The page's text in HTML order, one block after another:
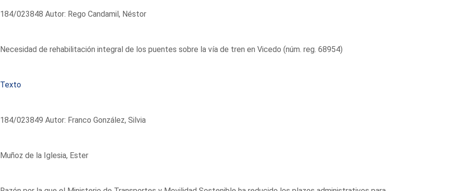
184/023848 Autor: Rego Candamil, Néstor
Necesidad de rehabilitación integral de los puentes sobre la vía de tren en Vicedo (núm. reg. 68954)
Texto
184/023849 Autor: Franco González, Silvia
Muñoz de la Iglesia, Ester